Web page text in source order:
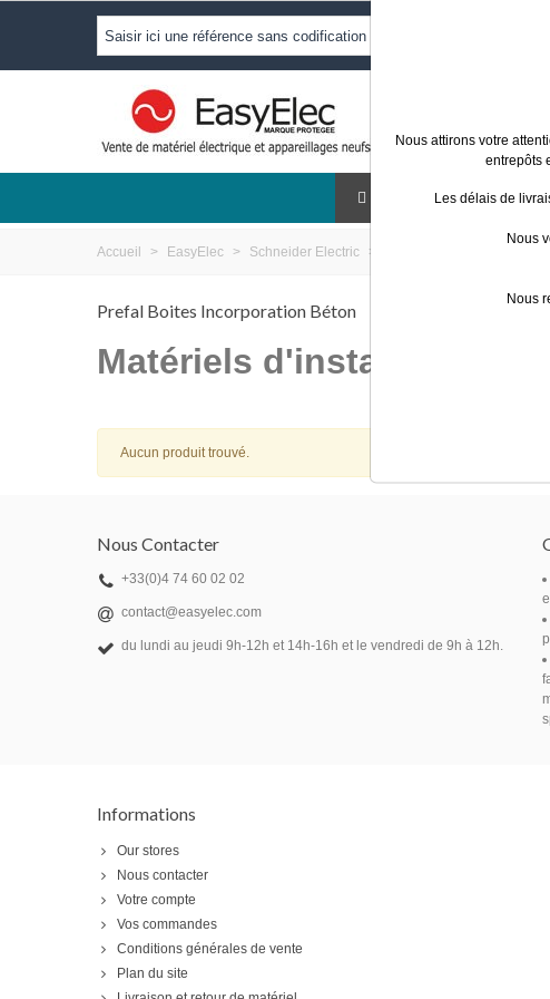
ECLAIRAGE
Accueil > EasyElec > Schneider Electric >
Prefal Boites Incorporation Béton
Matériels d'installation -
Aucun produit trouvé.
Nous Contacter
+33(0)4 74 60 02 02
contact@easyelec.com
du lundi au jeudi 9h-12h et 14h-16h et le vendredi de 9h à 12h.
Informations
Our stores
Nous contacter
Votre compte
Vos commandes
Conditions générales de vente
Plan du site
Nous attirons votre
entrepôts
Les délais de
Nous
Nous